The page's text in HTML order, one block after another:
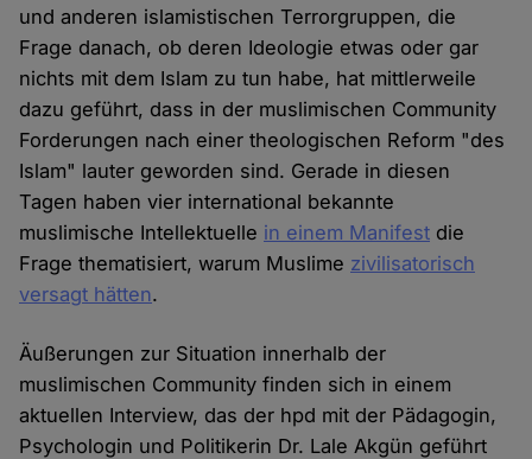
und anderen islamistischen Terrorgruppen, die
Frage danach, ob deren Ideologie etwas oder gar
nichts mit dem Islam zu tun habe, hat mittlerweile
dazu geführt, dass in der muslimischen Community
Forderungen nach einer theologischen Reform "des
Islam" lauter geworden sind. Gerade in diesen
Tagen haben vier international bekannte
muslimische Intellektuelle in einem Manifest die
Frage thematisiert, warum Muslime zivilisatorisch
versagt hätten.
Äußerungen zur Situation innerhalb der
muslimischen Community finden sich in einem
aktuellen Interview, das der hpd mit der Päda­gogin,
Psycho­login und Politikerin Dr. Lale Akgün geführt